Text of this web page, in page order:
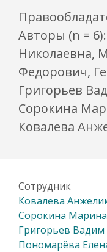
Авторы (n =
Николаевна,
Федорович,
Григорьев
Сорокина
Ковалева
Сотрудник
Ковалева
Сорокина
Григорьев Вадим
Пономарёва